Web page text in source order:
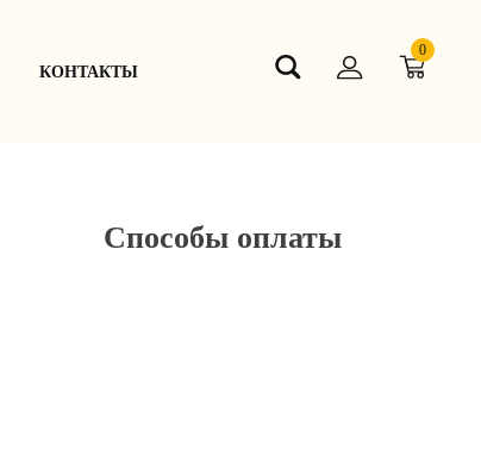
КОНТАКТЫ
0
Способы оплаты